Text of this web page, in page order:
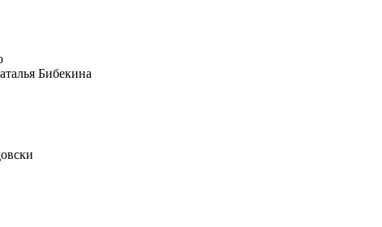
Бибекина